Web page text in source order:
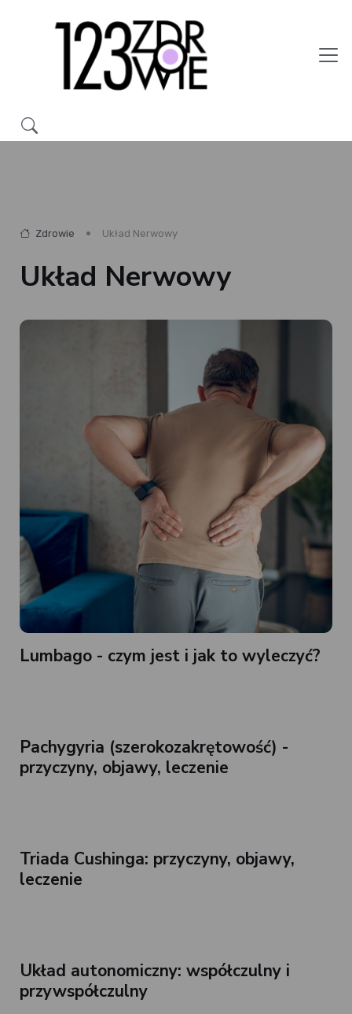
Zdrowie Układ Nerwowy
Układ Nerwowy
Lumbago - czym jest i jak to wyleczyć?
Pachygyria (szerokozakrętowość) -
przyczyny, objawy, leczenie
Triada Cushinga: przyczyny, objawy,
leczenie
Układ autonomiczny: współczulny i
przywspółczulny